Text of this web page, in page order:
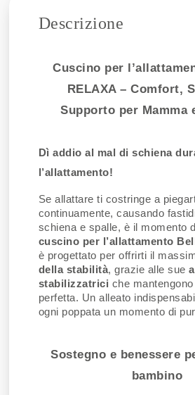
Descrizione
Cuscino per
RELAXA – Comfort,
Supporto per Mamma
Dì addio al mal di schiena
l’allattamento!
Se allattare ti costringe a
continuamente, causando
schiena e spalle, è il momento
cuscino per l’allattamento
è progettato per offrirti il
della stabilità, grazie alle sue
stabilizzatrici che
perfetta. Un alleato
ogni poppata un momento di
Sostegno e benessere
bambino